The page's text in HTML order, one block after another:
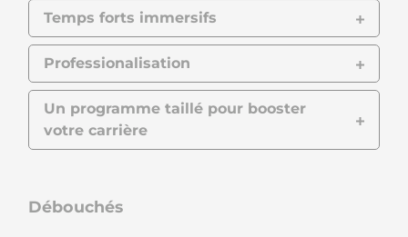
Temps forts immersifs
Professionalisation
Un programme taillé pour booster
votre carrière
Débouchés